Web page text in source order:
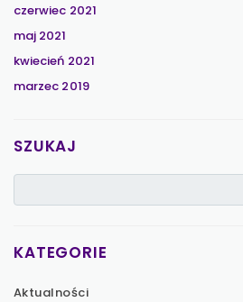
czerwiec 2021
maj 2021
kwiecień 2021
marzec 2019
SZUKAJ
KATEGORIE
Aktualności